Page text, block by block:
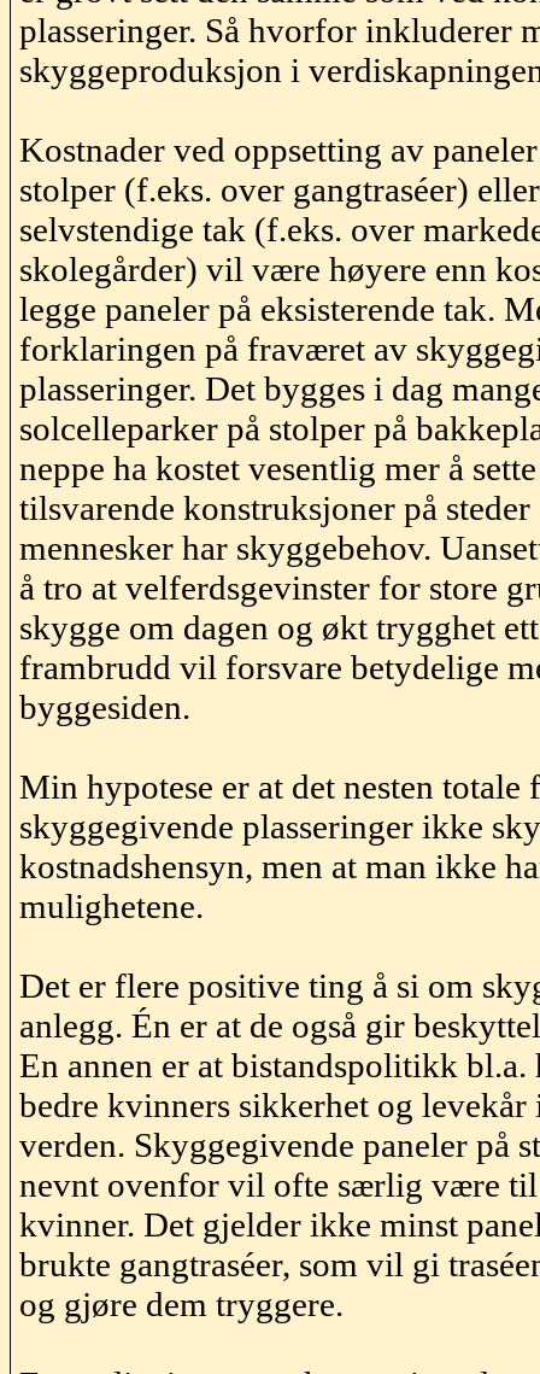
plasseringer. Så hvorfor inkluderer
skyggeproduksjon i
Kostnader ved oppsetting av
stolper (f.eks. over gangtraséer)
selvstendige tak (f.eks. over
skolegårder) vil være høyere enn
legge paneler på eksisterende tak.
forklaringen på fraværet av
plasseringer. Det bygges i dag
solcelleparker på stolper på
neppe ha kostet vesentlig mer å
tilsvarende konstruksjoner på steder
mennesker har skyggebehov.
å tro at velferdsgevinster for store
skygge om dagen og økt trygghet
frambrudd vil forsvare betydelige
byggesiden.
Min hypotese er at det nesten totale
skyggegivende plasseringer ikke
kostnadshensyn, men at man ikke
mulighetene.
Det er flere positive ting å si om
anlegg. Én er at de også gir
En annen er at bistandspolitikk bl.a.
bedre kvinners sikkerhet og levekår
verden. Skyggegivende paneler på
nevnt ovenfor vil ofte særlig være
kvinner. Det gjelder ikke minst
brukte gangtraséer, som vil gi
og gjøre dem tryggere.